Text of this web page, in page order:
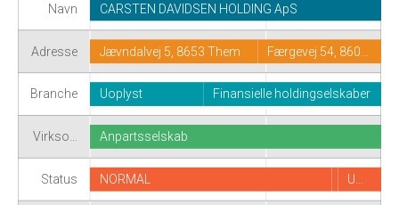
Navn
Adresse
Branche
Virkso…
Status
CARSTEN DAVIDSEN HOLDING ApS
Jævndalvej 5, 8653 Them Færgevej 54, 860…
Uoplyst Finansielle holdingselskaber
Anpartsselskab
NORMAL U…